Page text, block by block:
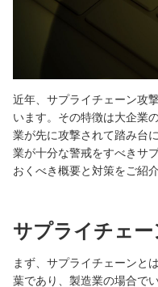
販売終了製品
よくあるお問い合わせ
近年、サプライチェーン攻
います。その特徴は大企業
業が先に攻撃されて踏み台
業が十分な警戒をすべきサ
おくべき概要と対策をご紹介
サプライチェー
まず、サプライチェーンと
葉であり、製造業の場合で